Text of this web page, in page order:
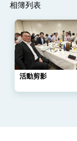
外交
策略小
民調
「總合
總統
年談話
會 強
變局
相簿列表
活動剪影